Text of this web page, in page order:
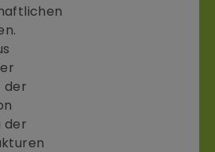
der
der